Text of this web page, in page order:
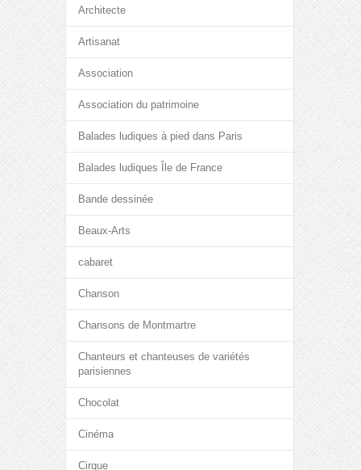
Architecte
Artisanat
Association
Association du patrimoine
Balades ludiques à pied dans Paris
Balades ludiques Île de France
Bande dessinée
Beaux-Arts
cabaret
Chanson
Chansons de Montmartre
Chanteurs et chanteuses de variétés
parisiennes
Chocolat
Cinéma
Cirque